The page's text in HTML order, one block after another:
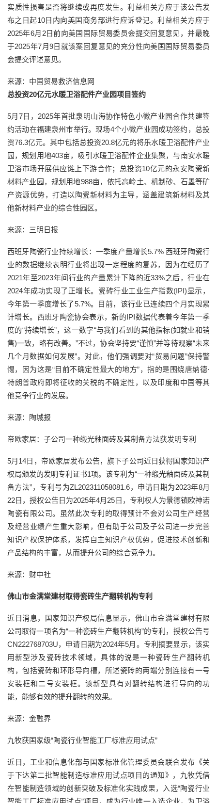
实质性损害是否将继续或再度发生。利益相关方应于该公告发
布之日起10日内向美国商务部进行应诉登记。利益相关方应于
2025年6月2日前向美国国际贸易委员会提交回复意见，并最晚
于2025年7月9日就该案回复意见的充分性向美国国际贸易委员
会提交评述意见。
来源：中国贸易救济信息网
总投资20亿元水暖卫浴配件产业园项目签约
5月7日，2025年首批泉明山海协作特色小微产业园合作共建签
约活动在福建泉州市举行。现场4个小微产业园成功签约，总投
资76.3亿元。其中包括总投资20.8亿元的将乐水暖卫浴配件产业
园，规划用地403亩，吸引水暖卫浴配件企业集聚，与南安水暖
卫浴市场开展供应链上下游合作；总投资10亿元的永安陶瓷新
材料产业园，规划用地988亩，依托高岭土、机制砂、石墨等矿
产资源优势，打造以陶瓷新材料为主导，涵盖建筑新材料及其
他新材料产业的综合性园区。
来源：三明日报
西班牙陶瓷行业持续增长：一季度产量增长5.7% 西班牙陶瓷行
业的数据继续表明行业将出现一定程度的复苏，因为在经历了
2021年至2023年间行业的产量累计下降的近33%之后，行业在
2024年成功实现了正增长。瓷砖行业工业生产指数(IPI)显示，
今年第一季度增长了5.7%。目前，该行业已连续四个月实现累
计增长。西班牙陶瓷协会表示，新的IPI数据代表着今年第一季
度的“持续增长”，这一数字“与我们看到的其他指标(如就业和销
售)一致，略有改善。”不过，协会坚持要“谨慎”并等待观察“未来
几个月数据如何发展”。对此，他们强调要对“贸易问题”保持警
惕，因为这是“目前不确定性最大的地方”，指的是围绕唐纳德·
特朗普政府即将征收的关税的不确定性，以及印度和中国等其
他竞争行业的发展。
来源：陶城报
帝欧家居：子公司一种缎光釉面砖及其制备方法获发明专利
5月14日，帝欧家居发布公告，旗下子公司近日获得国家知识产
权局颁发的发明专利证书1项。该专利为“一种缎光釉面砖及其制
备方法”，专利号为ZL202311058081.6，申请日期为2023年8月
22日，授权公告日为2025年4月25日，专利权人为景德镇欧神诺
陶瓷有限公司。虽然此次专利的取得预计不会对公司生产经营
及经营业绩产生重大影响，但有助于公司及子公司进一步完善
知识产权保护体系，发挥自主知识产权优势，促进技术创新和
产品结构的丰富，从而提升公司的综合竞争力。
来源：财中社
佛山市金满堂建材取得瓷砖生产翻转机构专利
近日消息，国家知识产权局信息显示，佛山市金满堂建材有限
公司取得一项名为“一种瓷砖生产翻转机构”的专利，授权公告号
CN222768703U，申请日期为2024年5月。专利摘要显示，该实
用新型涉及瓷砖技术领域，具体的说是一种瓷砖生产翻转机
构，包括瓷砖和环形导向槽，所述瓷砖的两端分别连接有一号
安装框和二号安装框。该新型具有对翻转结构进行导向的功
能，能够有效的提升翻转的效果。
来源：金融界
九牧获国家级“陶瓷行业智能工厂标准应用试点”
近日，工业和信息化部与国家标准化管理委员会联合发布《关
于下达第二批智能制造标准应用试点项目的通知》，九牧凭借
在智能制造领域的创新突破及标准化实践成果，入选“陶瓷行业
智能工厂标准应用试点”项目，成为行业唯一入选企业，为卫浴